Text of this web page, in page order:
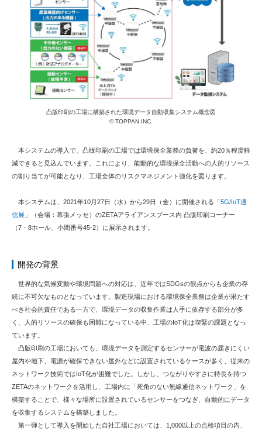
凸版印刷の工場に構築された環境データ自動収集システム概念図
© TOPPAN INC.
本システムの導入で、凸版印刷の工場では環境保全業務の負荷を、約20％程度軽
減できると見込んでいます。これにより、能動的な環境保全活動への人的リソース
の割り当てが可能となり、工場全体のリスクマネジメント強化を図ります。
本システムは、2021年10月27日（水）から29日（金）に開催される「 5G/IoT通
信展 」（会場：幕張メッセ）のZETAアライアンスブース内 凸版印刷コーナー
（7・8ホール、小間番号45-2）に展示されます。
開発の背景
世界的な気候変動や環境問題への対応は、近年ではSDGsの観点からも企業の存
続に不可欠なものとなっています。製造現場における環境保全業務は企業が果たす
べき社会的責任である一方で、環境データの収集作業は人手に依存する部分が多
く、人的リソースの確保も困難になっている中、工場のIoT化は喫緊の課題となっ
ています。
凸版印刷の工場においても、環境データを測定するセンサーが電波の届きにくい
屋内や地下、電源が確保できない屋外などに設置されているケースが多く、従来の
ネットワーク技術ではIoT化が困難でした。しかし、つながりやすさに特長を持つ
ZETAのネットワークを活用し、工場内に「死角のない無線通信ネットワーク」を
構築することで、様々な場所に設置されているセンサーをつなぎ、自動的にデータ
を収集するシステムを構築しました。
第一弾として導入を開始した自社工場においては、1,000以上の点検項目の内、